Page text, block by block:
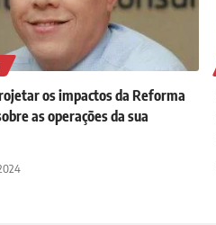
os impactos da Reforma
as operações da sua